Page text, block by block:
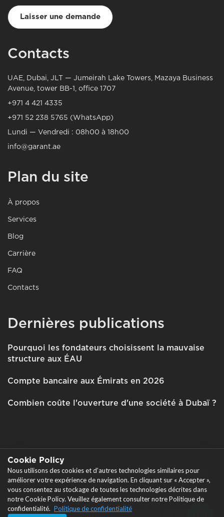
Laisser une demande
Contacts
UAE, Dubai, JLT — Jumeirah Lake Towers, Mazaya Business
Avenue, tower BB-1, office 1707
+971 4 421 4335
+971 52 238 5765 (WhatsApp)
Lundi — Vendredi : 08h00 à 18h00
info@garant.ae
Plan du site
À propos
Services
Blog
Carrière
FAQ
Contacts
Dernières publications
Pourquoi les fondateurs choisissent la mauvaise
structure aux ÉAU
Compte bancaire aux Émirats en 2026
Combien coûte l'ouverture d'une société à Dubaï ?
Tous droits réservés © 2026 Garant Business Consultancy
FZCO
|
Politique de confidentialité
Consentement au traitement des données personnelles
Cookie Policy
Nous utilisons des cookies et d'autres technologies similaires pour
améliorer votre expérience de navigation. En cliquant sur « Accepter »,
vous consentez au stockage de toutes les technologies décrites dans
notre Cookie Policy. Veuillez également consulter notre Politique de
confidentialité. Politique de confidentialité